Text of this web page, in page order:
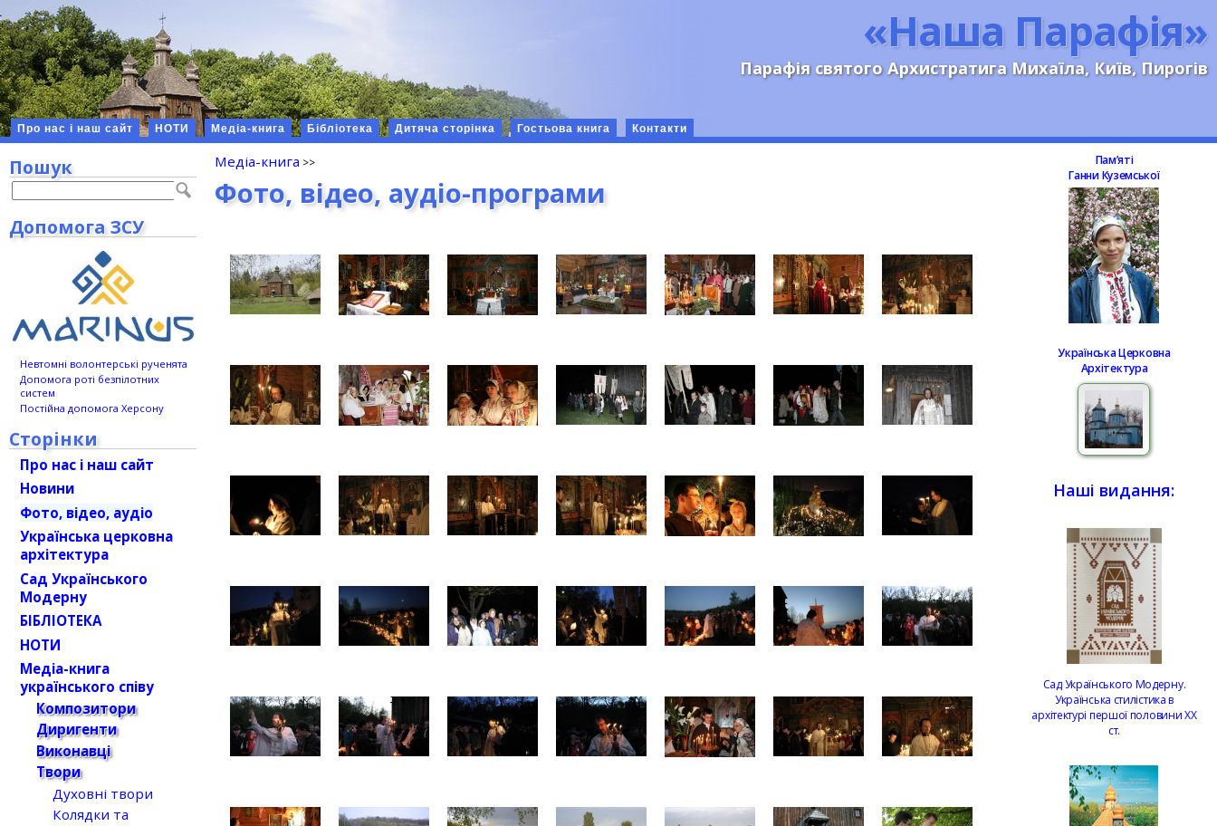
«Наша Парафія»
Парафія святого Архистратига Михаїла, Київ, Пирогів
Про нас і наш сайт НОТИ Медіа-книга Бібліотека Дитяча сторінка Гостьова книга Контакти
Медіа-книга
Фото, відео, аудіо-програми
Пошук
Допомога ЗСУ
Невтомні волонтерські рученята
Допомога роті безпілотних
систем
Постійна допомога Херсону
Сторінки
Про нас і наш сайт
Новини
Фото, відео, аудіо
Українська церковна
архітектура
Сад Українського
Модерну
БІБЛІОТЕКА
НОТИ
Медіа-книга
українського співу
Композитори
Диригенти
Виконавці
Твори
Духовні твори
Колядки та
Памʼяті
Ганни Куземської
Українська Церковна
Архітектура
Наші видання:
Сад Українського Модерну.
Українська стилістика в
архітектурі першої половини ХХ
ст.